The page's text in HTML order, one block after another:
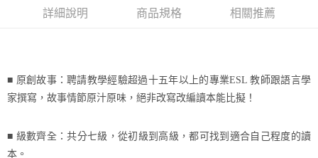
宅配-台灣本島
詳細說明 商品規格 相關推薦
■ 原創故事：聘請教學經驗超過十五年以上的專業ESL教師跟語言學
家撰寫，故事情節原汁原味，絕非改寫改編讀本能比擬！
■ 級數齊全：共分七級，從初級到高級，都可找到適合自己程度的讀
本。